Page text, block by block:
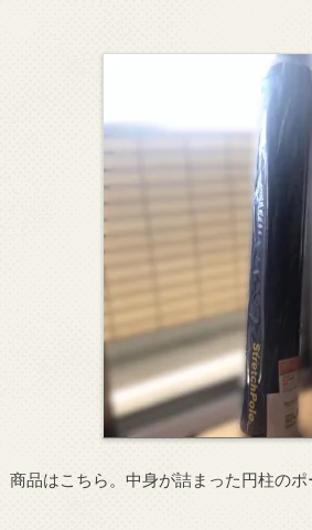
商品はこちら。中身が詰まった円柱のポ